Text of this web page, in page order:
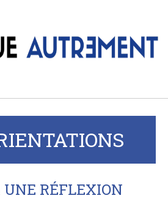
UNE RÉFLEXION